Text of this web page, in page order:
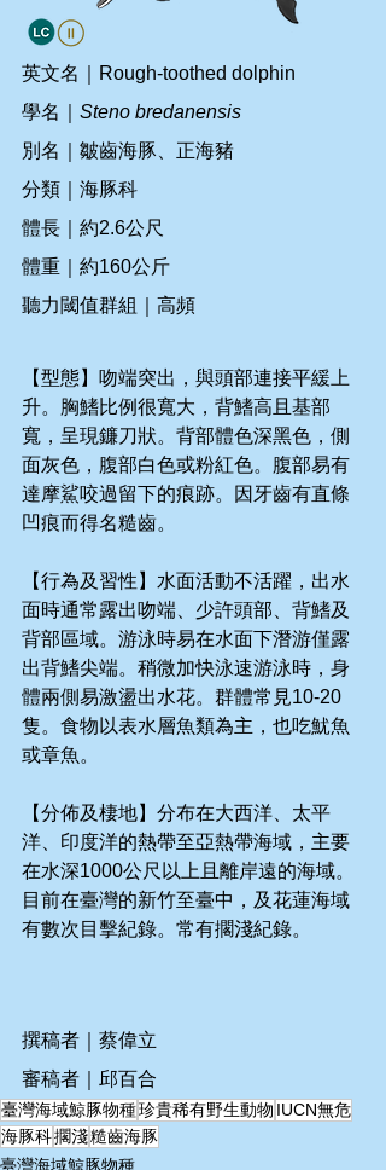
英文名｜Rough-toothed dolphin
學名｜ Steno bredanensis
別名｜皺齒海豚、正海豬
分類｜海豚科
體長｜約2.6公尺
體重｜約160公斤
聽力閾值群組｜高頻
【型態】吻端突出，與頭部連接平緩上
升。胸鰭比例很寬大，背鰭高且基部
寬，呈現鐮刀狀。背部體色深黑色，側
面灰色，腹部白色或粉紅色。腹部易有
達摩鯊咬過留下的痕跡。因牙齒有直條
凹痕而得名糙齒。
【行為及習性】水面活動不活躍，出水
面時通常露出吻端、少許頭部、背鰭及
背部區域。游泳時易在水面下潛游僅露
出背鰭尖端。稍微加快泳速游泳時，身
體兩側易激盪出水花。群體常見10-20
隻。食物以表水層魚類為主，也吃魷魚
或章魚。
【分佈及棲地】分布在大西洋、太平
洋、印度洋的熱帶至亞熱帶海域，主要
在水深1000公尺以上且離岸遠的海域。
目前在臺灣的新竹至臺中，及花蓮海域
有數次目擊紀錄。常有擱淺紀錄。
撰稿者｜蔡偉立
審稿者｜邱百合
臺灣海域鯨豚物種珍貴稀有野生動物 IUCN無危
海豚科擱淺糙齒海豚
臺灣海域鯨豚物種